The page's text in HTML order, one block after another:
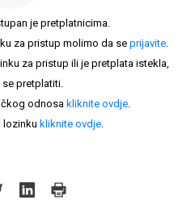
je pretplatnicima.
za pristup molimo da se prijavite.
za pristup ili je pretplata istekla,
pretplatiti.
odnosa kliknite ovdje.
lozinku kliknite ovdje.